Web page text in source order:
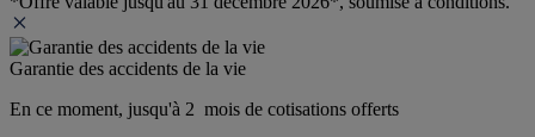
Garantie des accidents de la vie
En ce moment, jusqu'à 2  mois de cotisations offerts